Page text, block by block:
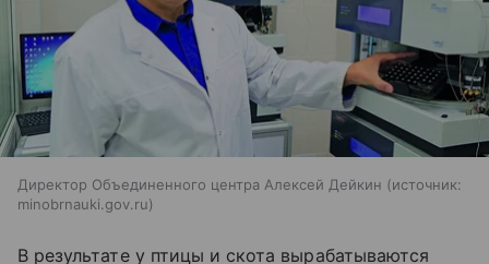
Директор Объединенного центра Алексей Дейкин
источник:
minobrnauki.gov.ru
В результате у птицы и скота вырабатываются